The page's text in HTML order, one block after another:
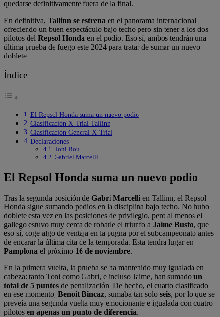
quedarse definitivamente fuera de la final.
En definitiva, Tallinn se estrena en el panorama internacional
ofreciendo un buen espectáculo bajo techo pero sin tener a los dos
pilotos del Repsol Honda en el podio. Eso sí, ambos tendrán una
última prueba de fuego este 2024 para tratar de sumar un nuevo
doblete.
Índice
El Repsol Honda suma un nuevo podio
Clasificación X-Trial Tallinn
Clasificación General X-Trial
Declaraciones
Toni Bou
Gabriel Marcelli
El Repsol Honda suma un nuevo podio
Tras la segunda posición de Gabri Marcelli en Tallinn, el Repsol
Honda sigue sumando podios en la disciplina bajo techo. No hubo
doblete esta vez en las posiciones de privilegio, pero al menos el
gallego estuvo muy cerca de robarle el triunfo a Jaime Busto, que
eso sí, coge algo de ventaja en la pugna por el subcampeonato antes
de encarar la última cita de la temporada. Esta tendrá lugar en
Pamplona el próximo 16 de noviembre.
En la primera vuelta, la prueba se ha mantenido muy igualada en
cabeza: tanto Toni como Gabri, e incluso Jaime, han sumado un
total de 5 puntos de penalización. De hecho, el cuarto clasificado
en ese momento, Benoit Bincaz, sumaba tan solo seis, por lo que se
preveía una segunda vuelta muy emocionante e igualada con cuatro
pilotos en apenas un punto de diferencia.